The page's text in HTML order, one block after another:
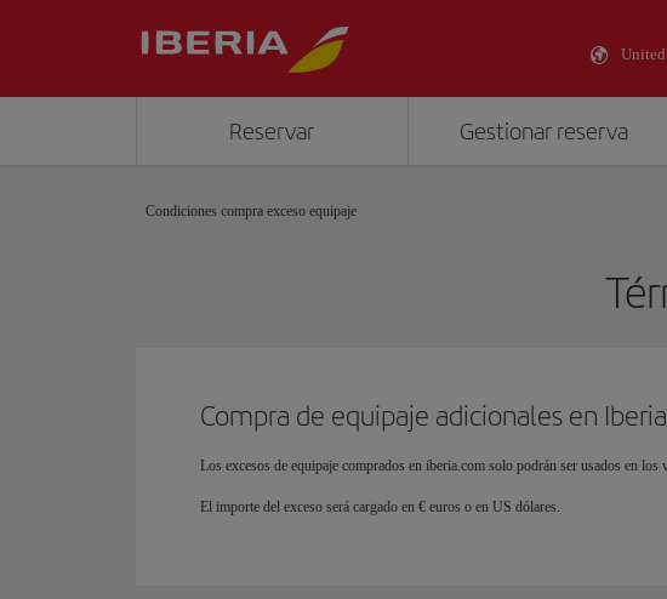
Reservar Gestionar reserva
Condiciones compra exceso equipaje
Compra de equipaje adicionales en
Los excesos de equipaje comprados en iberia.com solo podrán ser usados en los
El importe del exceso será cargado en € euros o en US dólares.